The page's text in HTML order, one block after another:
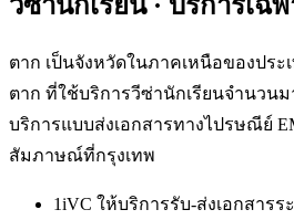
ตาก เป็นจังหวัดในภาคเหนือของประ
ตาก ที่ใช้บริการวีซ่านักเรียนจำนวน
บริการแบบส่งเอกสารทางไปรษณีย์
สัมภาษณ์ที่กรุงเทพ
1iVC ให้บริการรับ-ส่งเอกสาร